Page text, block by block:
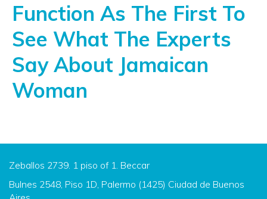
Function As The First To
See What The Experts
Say About Jamaican
Woman
Zeballos 2739. 1 piso of 1. Beccar
Bulnes 2548, Piso 1D, Palermo (1425) Ciudad de Buenos